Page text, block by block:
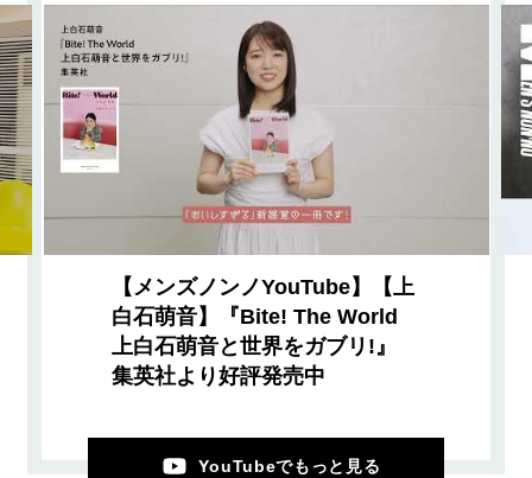
【メンズノンノYouTube】【上
白石萌音】『Bite! The World
上白石萌音と世界をガブリ!』
集英社より好評発売中
YouTubeでもっと見る